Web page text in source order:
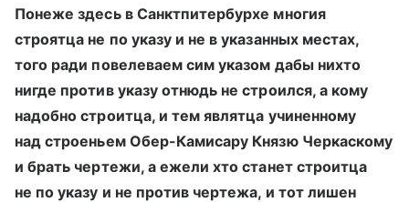
Понеже здесь в Санктпитербурхе многия
строятца не по указу и не в указанных местах,
того ради повелеваем сим указом дабы нихто
нигде против указу отнюдь не строился, а кому
надобно строитца, и тем являтца учиненному
над строеньем Обер-Камисару Князю Черкаскому
и брать чертежи, а ежели хто станет строитца
не по указу и не против чертежа, и тот лишен